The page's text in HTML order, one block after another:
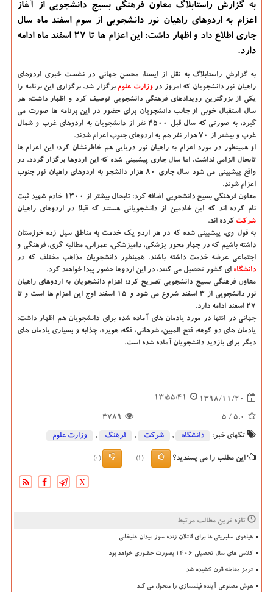
به گزارش راستابلاگ معاون فرهنگی بسیج دانشجویی از آغاز
اعزام به اردوهای راهیان نور دانشجویی از سوم اسفند ماه سال
جاری اطلاع داد و اظهار داشت: این اعزام ها تا ۲۷ اسفند ماه ادامه
دارد.
به گزارش راستابلاگ به نقل از ایسنا، محسن جهانی در نشست خبری اردوهای
راهیان نور دانشجویان كه امروز دروزارت علوم برگزار شد، برگزاری این برنامه را
یكی از بزرگترین رویدادهای فرهنگی دانشجویی توصیف كرد و اظهار داشت: هر
سال استقبال خوبی از جانب دانشجویان برای حضور در این برنامه ها صورت می
گیرد، به صورتی كه سال قبل ۴۵۰۰ نفر از دانشجویان به اردوهای غرب و شمال
غرب و بیشتر از ۷۰ هزار نفر هم به اردوهای جنوب اعزام شدند.
او همینطور در مورد اعزام به راهیان نور دریایی هم خاطرنشان كرد: این اعزام ها
تابحال الزامی نداشت، اما سال جاری پیشبینی شده كه این اردوها برگزار گردد. در
واقع پیشبینی می شود سال جاری ۸۰ هزار دانشجو به اردوهای راهیان نور جنوب
اعزام شوند.
معاون فرهنگی بسیج دانشجویی اضافه كرد: تابحال بیشتر از ۱۳۰۰ خادم شهید ثبت
نام كرده اند كه این خادمین از دانشجویانی هستند كه قبلا در اردوهای راهیان
شركت كرده اند.
به قول وی، پیشبینی شده كه در هر اردو یك خدمت به مناطق سیل زده خوزستان
داشته باشیم كه در چهار محور پزشكی، دامپزشكی، عمرانی، مطالبه گری، فرهنگی و
اجتماعی عرضه خدمت داشته باشند. همینطور دانشجویان مذاهب مختلف كه در
دانشگاه‌ ای كشور تحصیل می كنند، در این اردوها حضور پیدا خواهند كرد.
معاون فرهنگی بسیج دانشجویی تصریح كرد: اعزام دانشجویان به اردوهای راهیان
نور دانشجویی از ۳ اسفند شروع می شود و ۱۵ اسفند اوج این اعزام ها است و تا
۲۷ اسفند ادامه دارد.
جهانی در انتها در مورد یادمان های آماده شده برای دانشجویان هم اظهار داشت:
یادمان های دو كوهه، فتح المبین، شرهانی، فكه، هویزه، چذابه و بسیاری یادمان های
دیگر برای بازدید دانشجویان آماده شده است.
1398/11/20
13:55:41
5.0
/ 5
4789
تگهای خبر: دانشگاه‌ , شركت , فرهنگ , وزارت علوم
این مطلب را می پسندید؟ (1)
(0)
X
تازه ترین مطالب مرتبط
هیاهوی سلبریتی ها برای قاتلان زنده سوز میدان علیخانی
کلاس های سال تحصیلی ۱۴۰۶ بصورت حضوری خواهد بود
ترمز معامله قرن کشیده شد
هوش مصنوعی آینده فیلمسازی را متحول می کند